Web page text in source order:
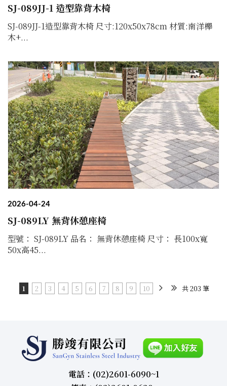
SJ-089JJ-1 造型靠背木椅
SJ-089JJ-1造型靠背木椅 尺寸:120x50x78cm 材質:南洋櫸
木+...
2026-04-24
SJ-089LY 無背休憩座椅
型號： SJ-089LY 品名： 無背休憩座椅 尺寸： 長100x寬
50x高45...
1 2 3 4 5 6 7 8 9 10 共 203 筆
電話：(02)2601-6090~1